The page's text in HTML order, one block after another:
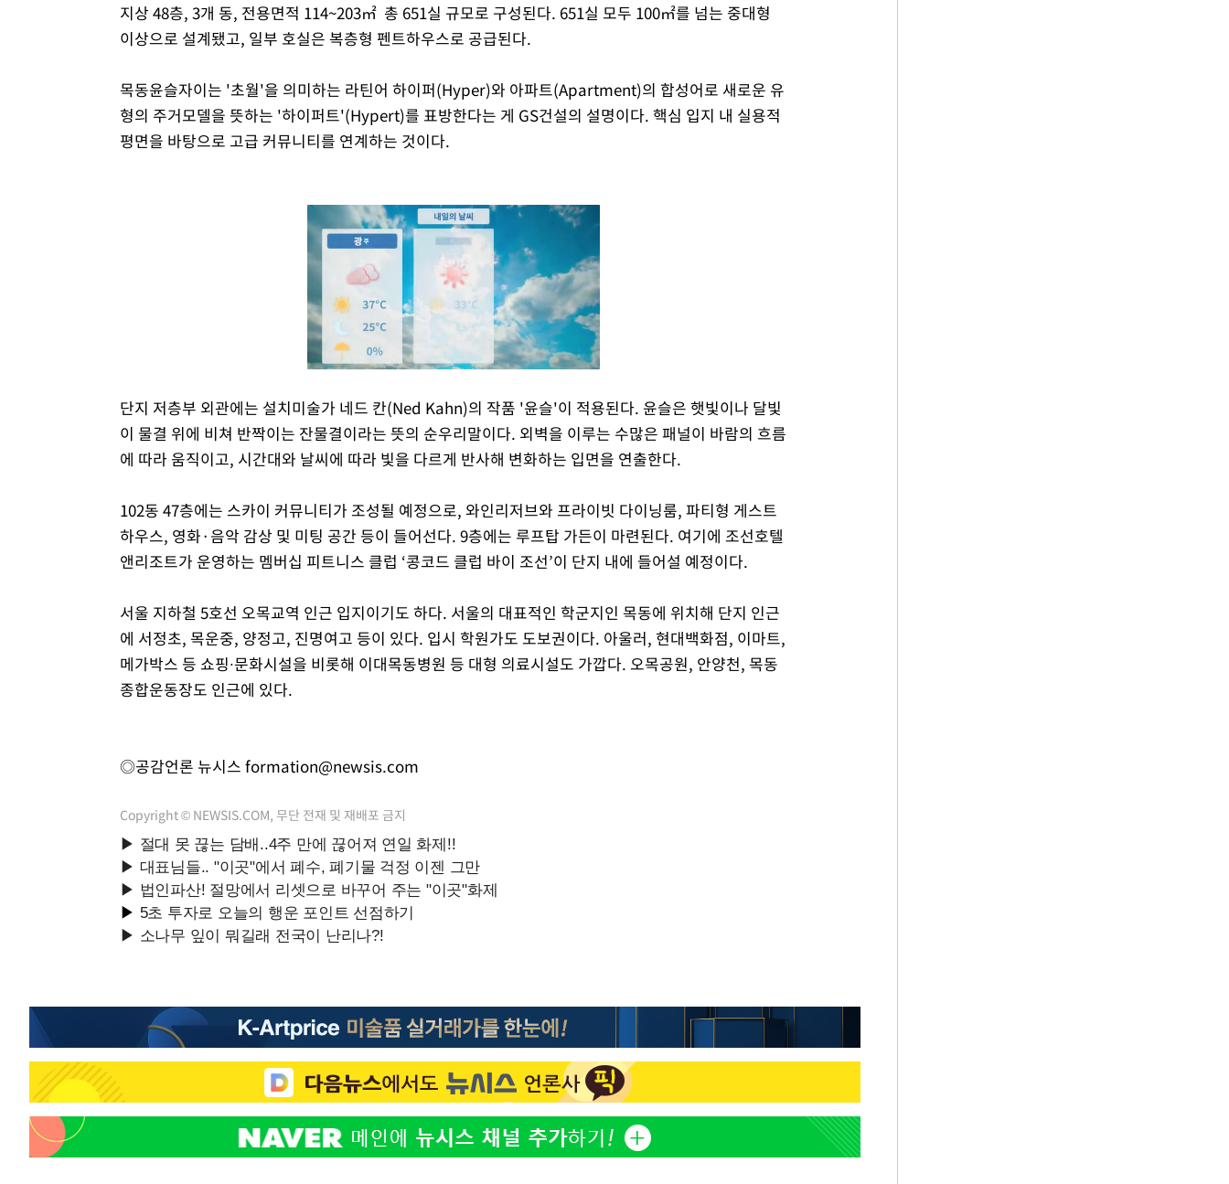
지상 48층, 3개 동, 전용면적 114~203㎡ 총 651실 규모로 구성된다. 651실 모두 100㎡를 넘는 중대형
이상으로 설계됐고, 일부 호실은 복층형 펜트하우스로 공급된다.
목동윤슬자이는 '초월'을 의미하는 라틴어 하이퍼(Hyper)와 아파트(Apartment)의 합성어로 새로운 유
형의 주거모델을 뜻하는 '하이퍼트'(Hypert)를 표방한다는 게 GS건설의 설명이다. 핵심 입지 내 실용적
평면을 바탕으로 고급 커뮤니티를 연계하는 것이다.
Mute
단지 저층부 외관에는 설치미술가 네드 칸(Ned Kahn)의 작품 '윤슬'이 적용된다. 윤슬은 햇빛이나 달빛
이 물결 위에 비쳐 반짝이는 잔물결이라는 뜻의 순우리말이다. 외벽을 이루는 수많은 패널이 바람의 흐름
에 따라 움직이고, 시간대와 날씨에 따라 빛을 다르게 반사해 변화하는 입면을 연출한다.
102동 47층에는 스카이 커뮤니티가 조성될 예정으로, 와인리저브와 프라이빗 다이닝룸, 파티형 게스트
하우스, 영화·음악 감상 및 미팅 공간 등이 들어선다. 9층에는 루프탑 가든이 마련된다. 여기에 조선호텔
앤리조트가 운영하는 멤버십 피트니스 클럽 ‘콩코드 클럽 바이 조선’이 단지 내에 들어설 예정이다.
서울 지하철 5호선 오목교역 인근 입지이기도 하다. 서울의 대표적인 학군지인 목동에 위치해 단지 인근
에 서정초, 목운중, 양정고, 진명여고 등이 있다. 입시 학원가도 도보권이다. 아울러, 현대백화점, 이마트,
메가박스 등 쇼핑∙문화시설을 비롯해 이대목동병원 등 대형 의료시설도 가깝다. 오목공원, 안양천, 목동
종합운동장도 인근에 있다.
◎공감언론 뉴시스 formation@newsis.com
Copyright © NEWSIS.COM, 무단 전재 및 재배포 금지